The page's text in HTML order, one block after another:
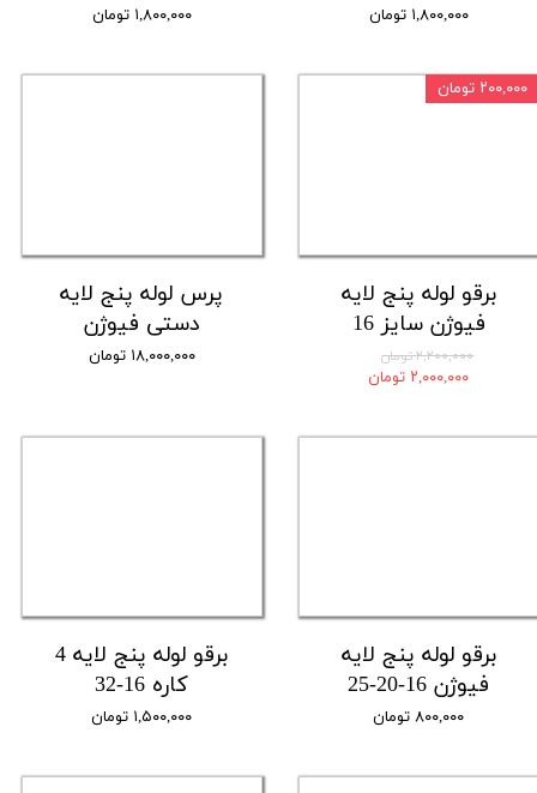
۱,۸۰۰,۰۰۰ تومان ۱,۸۰۰,۰۰۰ تومان
برقو لوله پنج لایه
فیوژن سایز 16
۲,۲۰۰,۰۰۰ تومان
۲,۰۰۰,۰۰۰ تومان
۲۰۰,۰۰۰ تومان
پرس لوله پنج لایه
دستی فیوژن
۱۸,۰۰۰,۰۰۰ تومان
برقو لوله پنج لایه
فیوژن 16-20-25
۸۰۰,۰۰۰ تومان
برقو لوله پنج لایه 4
کاره 16-32
۱,۵۰۰,۰۰۰ تومان